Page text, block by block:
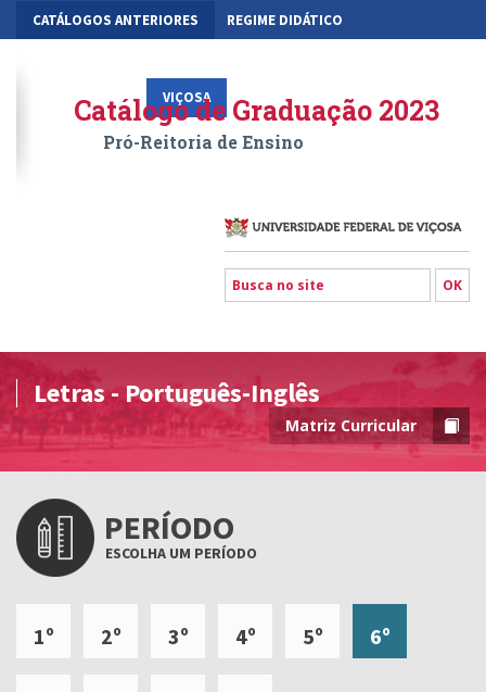
CATÁLOGOS ANTERIORES REGIME DIDÁTICO
VIÇOSA RIO PARANAÍBA FLORESTAL
Catálogo de Graduação 2023
Pró-Reitoria de Ensino
Letras - Português-Inglês
Matriz Curricular
PERÍODO
ESCOLHA UM PERÍODO
1º 2º 3º 4º 5º 6º